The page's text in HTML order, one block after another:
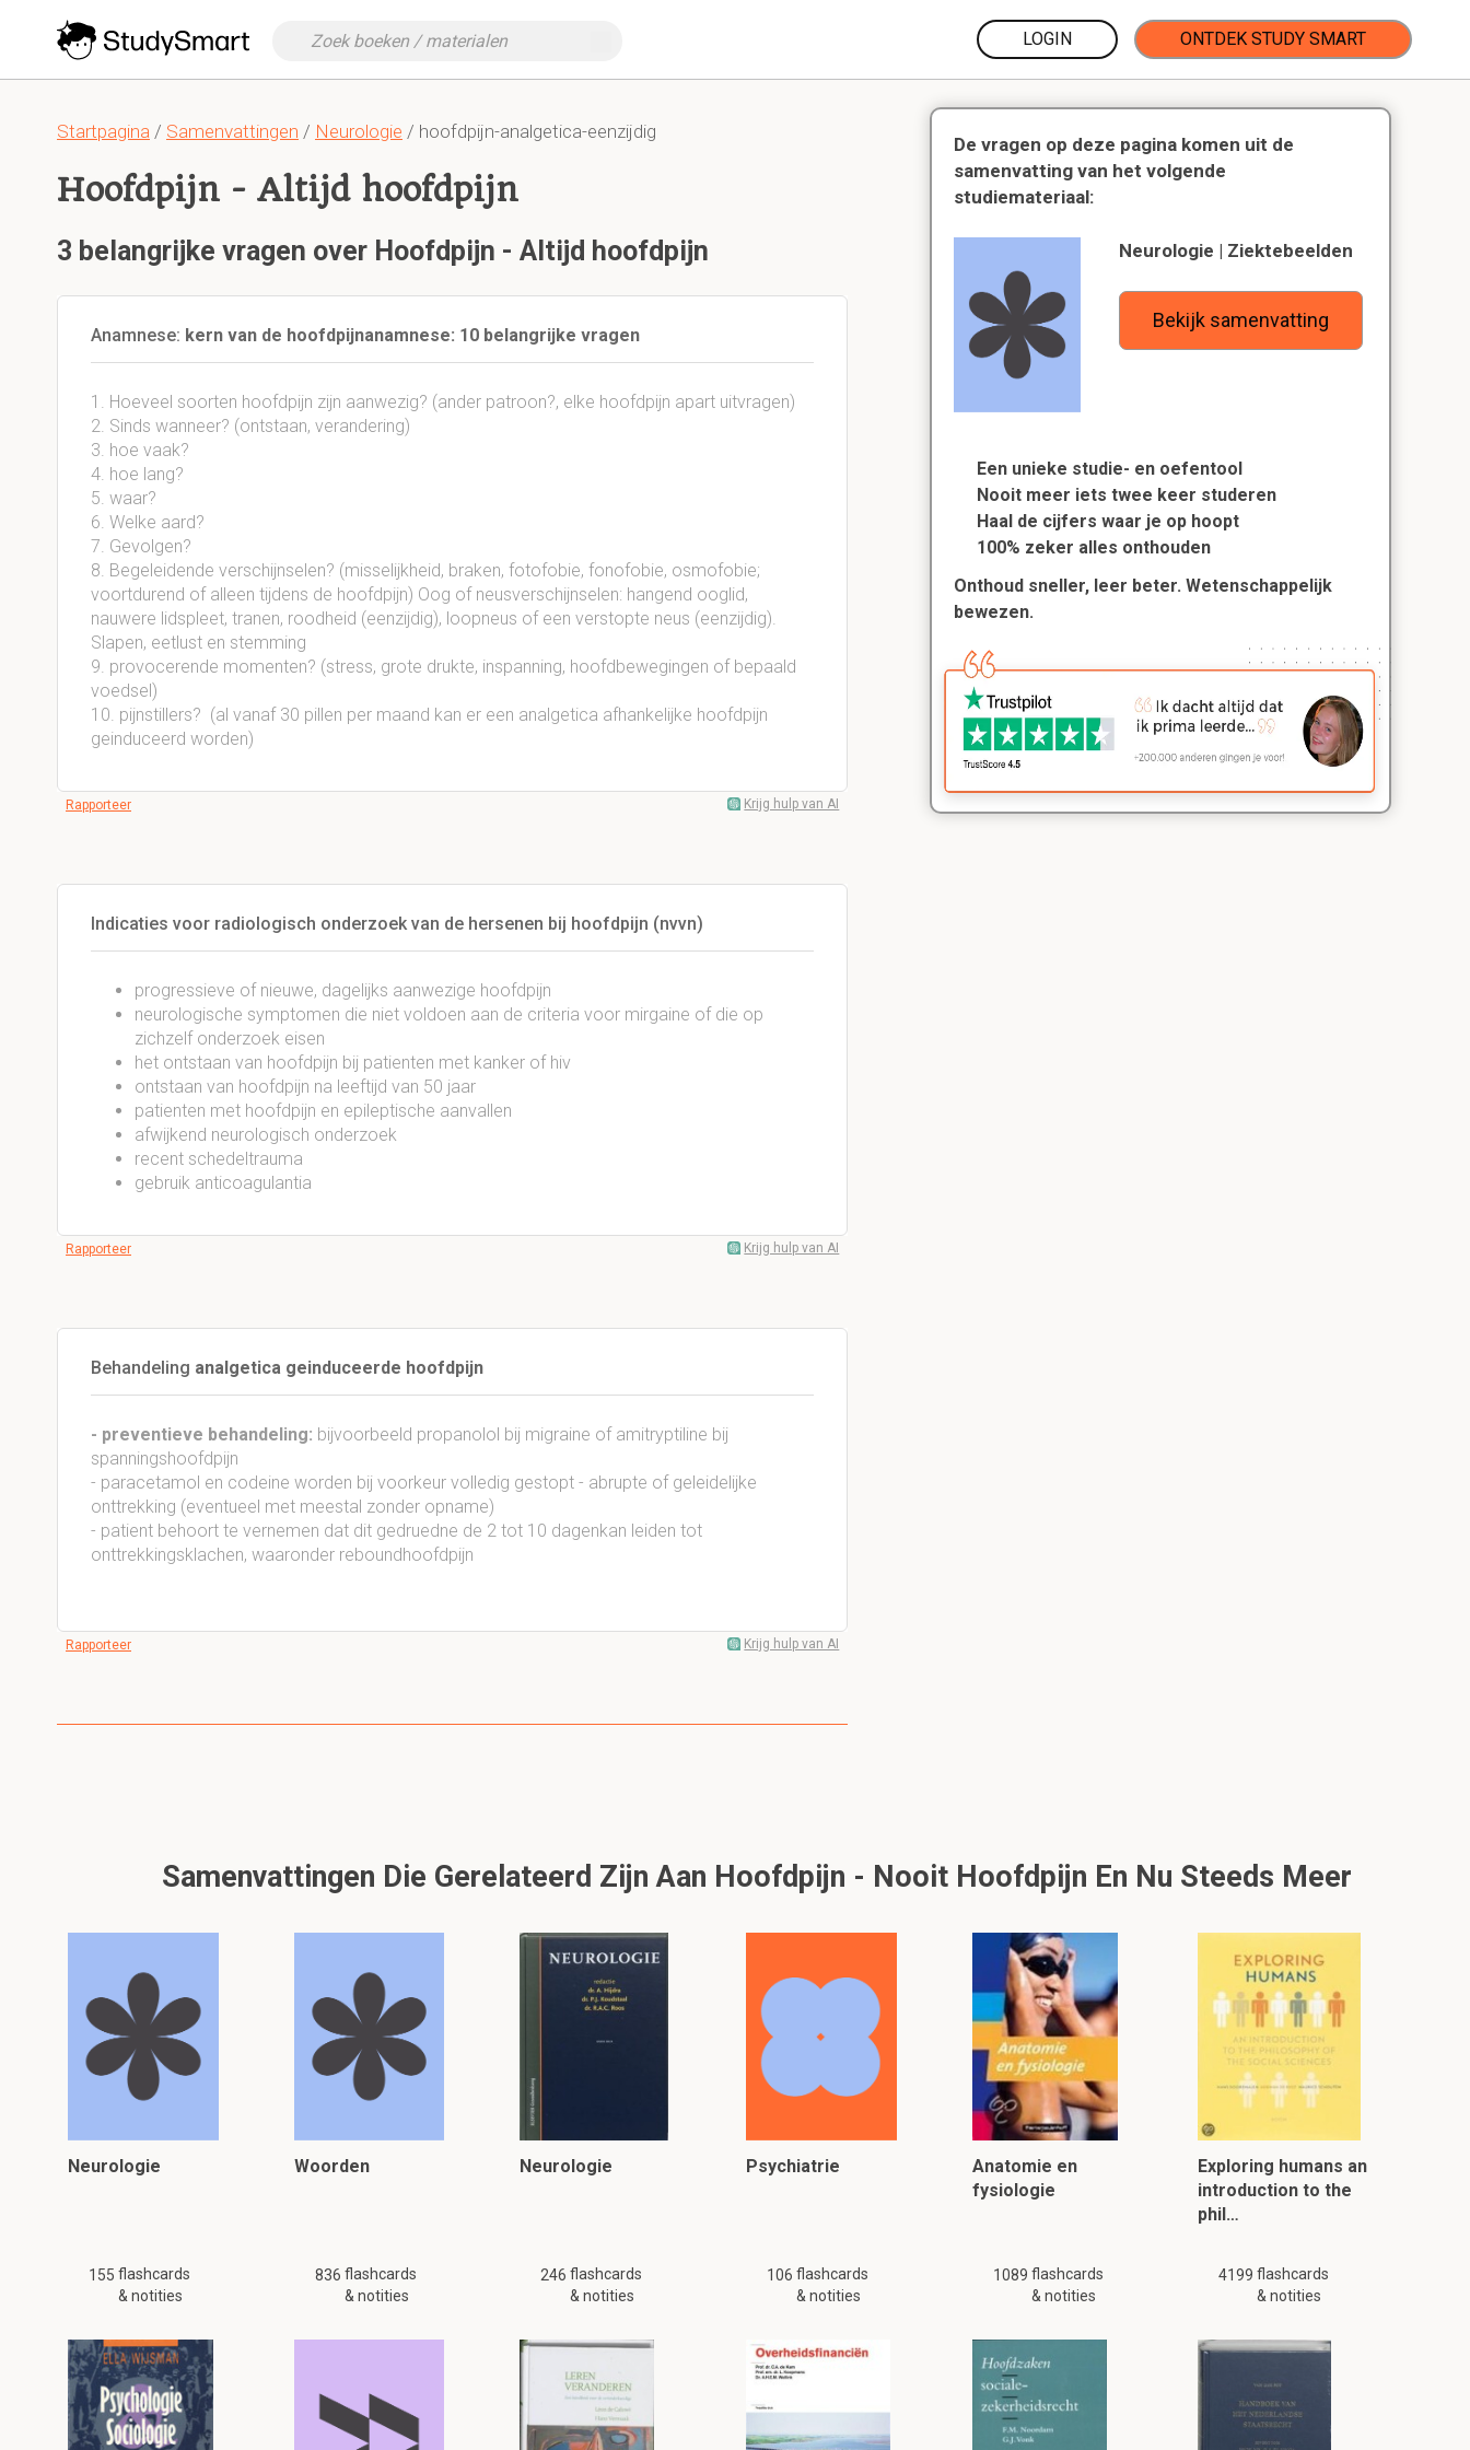
LOGIN ONTDEK STUDY SMART
Startpagina / Samenvattingen / Neurologie / hoofdpijn-analgetica-eenzijdig
Hoofdpijn - Altijd hoofdpijn
3 belangrijke vragen over Hoofdpijn - Altijd hoofdpijn
Anamnese: kern van de hoofdpijnanamnese: 10 belangrijke vragen
1. Hoeveel soorten hoofdpijn zijn aanwezig? (ander patroon?, elke hoofdpijn apart uitvragen)
2. Sinds wanneer? (ontstaan, verandering)
3. hoe vaak?
4. hoe lang?
5. waar?
6. Welke aard?
7. Gevolgen?
8. Begeleidende verschijnselen? (misselijkheid, braken, fotofobie, fonofobie, osmofobie;
voortdurend of alleen tijdens de hoofdpijn) Oog of neusverschijnselen: hangend ooglid,
nauwere lidspleet, tranen, roodheid (eenzijdig), loopneus of een verstopte neus (eenzijdig).
Slapen, eetlust en stemming
9. provocerende momenten? (stress, grote drukte, inspanning, hoofdbewegingen of bepaald
voedsel)
10. pijnstillers? (al vanaf 30 pillen per maand kan er een analgetica afhankelijke hoofdpijn
geinduceerd worden)
Rapporteer Krijg hulp van AI
Indicaties voor radiologisch onderzoek van de hersenen bij hoofdpijn (nvvn)
progressieve of nieuwe, dagelijks aanwezige hoofdpijn
neurologische symptomen die niet voldoen aan de criteria voor mirgaine of die op
zichzelf onderzoek eisen
het ontstaan van hoofdpijn bij patienten met kanker of hiv
ontstaan van hoofdpijn na leeftijd van 50 jaar
patienten met hoofdpijn en epileptische aanvallen
afwijkend neurologisch onderzoek
recent schedeltrauma
gebruik anticoagulantia
Rapporteer Krijg hulp van AI
Behandeling analgetica geinduceerde hoofdpijn
- preventieve behandeling: bijvoorbeeld propanolol bij migraine of amitryptiline bij
spanningshoofdpijn
- paracetamol en codeine worden bij voorkeur volledig gestopt - abrupte of geleidelijke
onttrekking (eventueel met meestal zonder opname)
- patient behoort te vernemen dat dit gedruedne de 2 tot 10 dagenkan leiden tot
onttrekkingsklachen, waaronder reboundhoofdpijn
Rapporteer Krijg hulp van AI
De vragen op deze pagina komen uit de
samenvatting van het volgende
studiemateriaal:
Neurologie | Ziektebeelden
Bekijk samenvatting
Een unieke studie- en oefentool
Nooit meer iets twee keer studeren
Haal de cijfers waar je op hoopt
100% zeker alles onthouden
Onthoud sneller, leer beter. Wetenschappelijk
bewezen.
Samenvattingen Die Gerelateerd Zijn Aan Hoofdpijn - Nooit Hoofdpijn En Nu Steeds Meer
Neurologie
155 flashcards
& notities
Woorden
836 flashcards
& notities
Neurologie
246 flashcards
& notities
Psychiatrie
106 flashcards
& notities
Anatomie en
fysiologie
1089 flashcards
& notities
Exploring humans an
introduction to the
phil…
4199 flashcards
& notities